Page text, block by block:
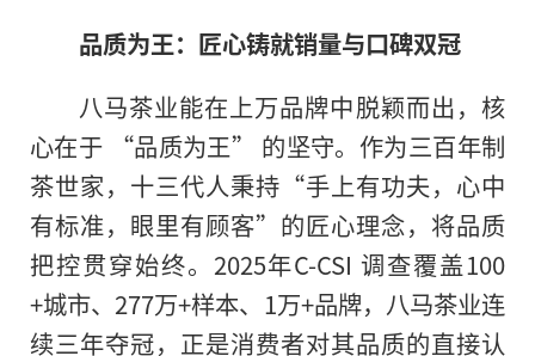
品质为王：匠心铸就销量与口碑双冠
八马茶业能在上万品牌中脱颖而出，核
心在于 “品质为王” 的坚守。作为三百年制
茶世家，十三代人秉持“手上有功夫，心中
有标准，眼里有顾客”的匠心理念，将品质
把控贯穿始终。2025年C-CSI 调查覆盖100
+城市、277万+样本、1万+品牌，八马茶业连
续三年夺冠，正是消费者对其品质的直接认